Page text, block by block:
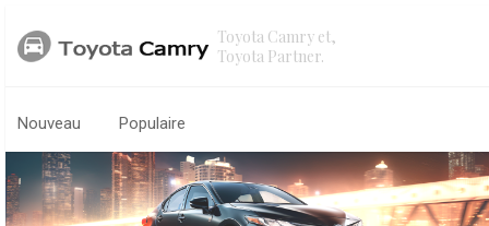
Toyota Camry et,
Toyota Partner.
Nouveau Populaire